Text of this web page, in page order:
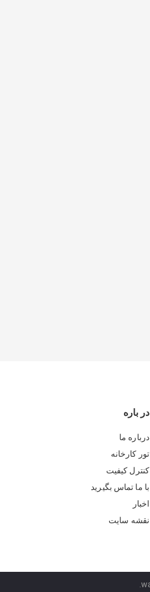
در باره
درباره ما
تور کارخانه
کنترل کیفیت
با ما تماس بگیرید
اخبار
نقشه سایت